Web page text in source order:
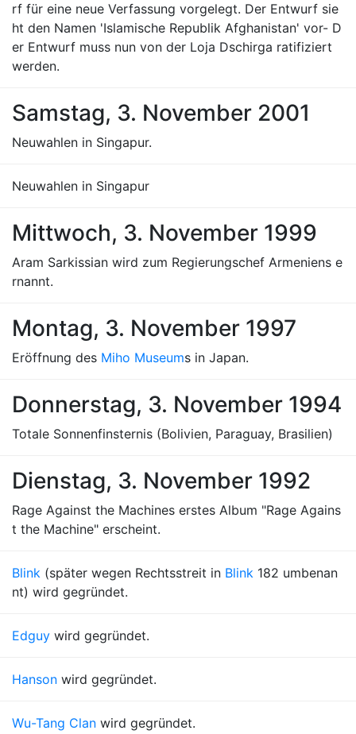
rf für eine neue Verfassung vorgelegt. Der Entwurf sie
ht den Namen 'Islamische Republik Afghanistan' vor- D
er Entwurf muss nun von der Loja Dschirga ratifiziert
werden.
Samstag, 3. November 2001
Neuwahlen in Singapur.
Neuwahlen in Singapur
Mittwoch, 3. November 1999
Aram Sarkissian wird zum Regierungschef Armeniens e
rnannt.
Montag, 3. November 1997
Eröffnung des Miho Museums in Japan.
Donnerstag, 3. November 1994
Totale Sonnenfinsternis (Bolivien, Paraguay, Brasilien)
Dienstag, 3. November 1992
Rage Against the Machines erstes Album "Rage Agains
t the Machine" erscheint.
Blink (später wegen Rechtsstreit in Blink 182 umbenan
nt) wird gegründet.
Edguy wird gegründet.
Hanson wird gegründet.
Wu-Tang Clan wird gegründet.